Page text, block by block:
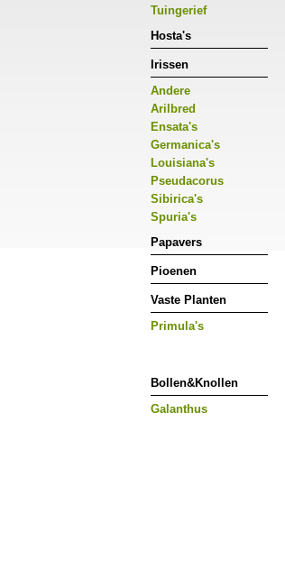
Tuingerief
Hosta's
Irissen
Andere
Arilbred
Ensata's
Germanica's
Louisiana's
Pseudacorus
Sibirica's
Spuria's
Papavers
Pioenen
Vaste Planten
Primula's
Bollen&Knollen
Galanthus